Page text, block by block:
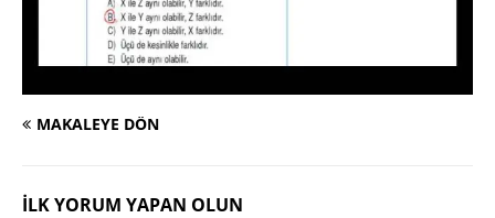
MAKALEYE DÖN
İLK YORUM YAPAN OLUN